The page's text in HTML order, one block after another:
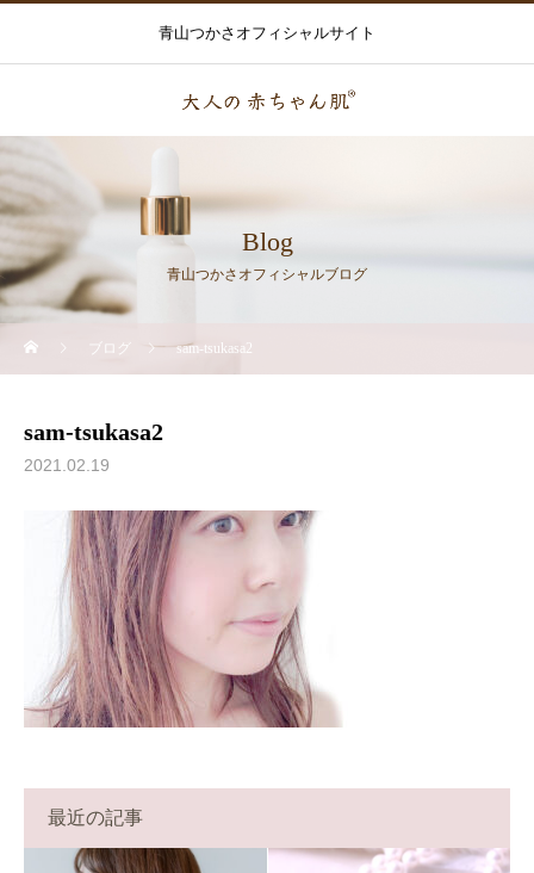
青山つかさオフィシャルサイト
Blog
青山つかさオフィシャルブログ
ブログ sam-tsukasa2
sam-tsukasa2
2021.02.19
最近の記事